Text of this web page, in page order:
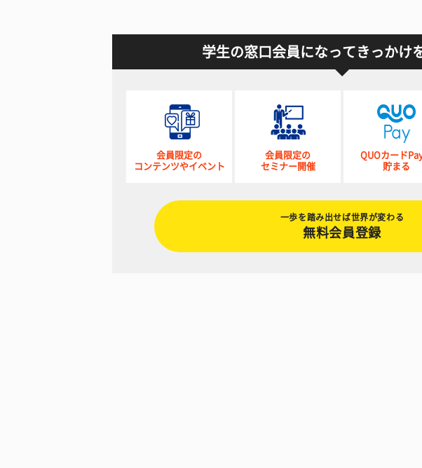
学生の窓口会員になってきっかけ
会員限定の
コンテンツやイベント
会員限定の
セミナー開催
QUOカード
貯まる
一歩を踏み出せば世界が変わる
無料会員登録